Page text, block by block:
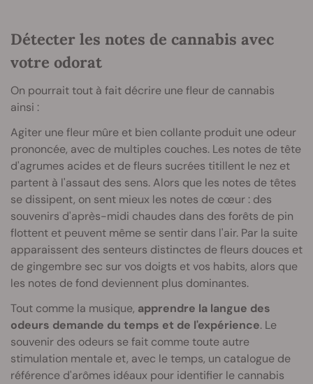
Détecter les notes de cannabis avec
votre odorat
On pourrait tout à fait décrire une fleur de cannabis
ainsi :
Agiter une fleur mûre et bien collante produit une odeur
prononcée, avec de multiples couches. Les notes de tête
d'agrumes acides et de fleurs sucrées titillent le nez et
partent à l'assaut des sens. Alors que les notes de têtes
se dissipent, on sent mieux les notes de cœur : des
souvenirs d'après-midi chaudes dans des forêts de pin
flottent et peuvent même se sentir dans l'air. Par la suite
apparaissent des senteurs distinctes de fleurs douces et
de gingembre sec sur vos doigts et vos habits, alors que
les notes de fond deviennent plus dominantes.
Tout comme la musique, apprendre la langue des
odeurs demande du temps et de l'expérience. Le
souvenir des odeurs se fait comme toute autre
stimulation mentale et, avec le temps, un catalogue de
référence d'arômes idéaux pour identifier le cannabis